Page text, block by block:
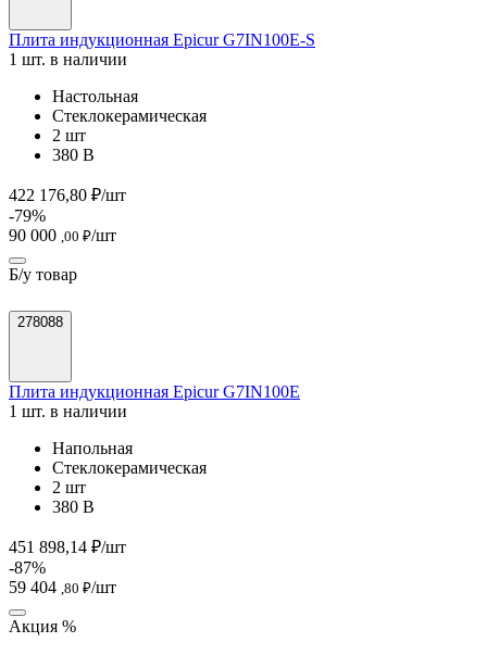
Плита индукционная Epicur G7IN100E-S
1 шт. в наличии
Настольная
Стеклокерамическая
2 шт
380 В
422 176,80 ₽/шт
-79%
90 000 ,00 ₽/шт
Б/у товар
278088
Плита индукционная Epicur G7IN100E
1 шт. в наличии
Напольная
Стеклокерамическая
2 шт
380 В
451 898,14 ₽/шт
-87%
59 404 ,80 ₽/шт
Акция %